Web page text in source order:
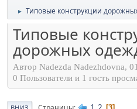
► Типовые конструкции
Типовые
дорожных
Автор Nadezda Nadezhdovna,
0 Пользователи и 1 гость